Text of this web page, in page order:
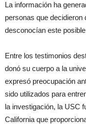
La información ha
personas que
desconocían este
Entre los testimonios
donó su cuerpo a la
expresó preocupación
sido utilizados para
la investigación, la USC
California que